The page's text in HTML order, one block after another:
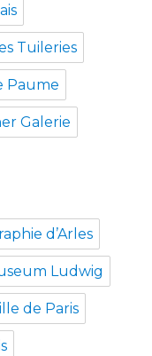
Tuileries
Paume
Galerie
d’Arles
Ludwig
de Paris